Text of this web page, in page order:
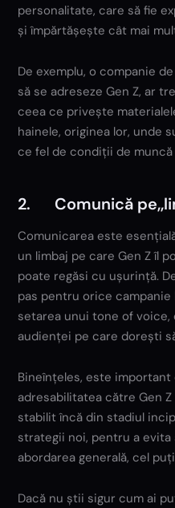
personalitate, care să fie
și împărtășește cât mai
De exemplu, o companie
să se adreseze Gen Z, ar
ceea ce privește
hainele, originea lor, unde
ce fel de condiții de
2. Comunică
Comunicarea este
un limbaj pe care Gen Z îl
poate regăsi cu ușurință.
pas pentru orice
setarea unui tone of
audienței pe care dorești
Bineînțeles, este
adresabilitatea către Gen
stabilit încă din stadiul
strategii noi, pentru a
abordarea generală, cel
Dacă nu știi sigur cum ai